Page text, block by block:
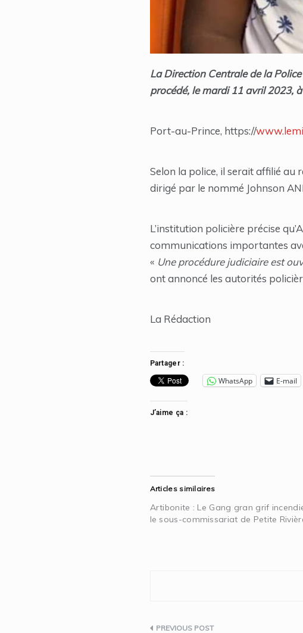
La Direction Centrale de la
procédé, le mardi 11 avril 2023,
Port-au-Prince, https://
Selon la police, il serait affilié au
dirigé par le nommé Johnson
L’institution policière précise
communications importantes
« Une procédure judiciaire est
ont annoncé les autorités
La Rédaction
Partager :
WhatsApp E-mail
J’aime ça :
Articles similaires
Artibonite : Le Gang gran grif
le sous-commissariat de Petite